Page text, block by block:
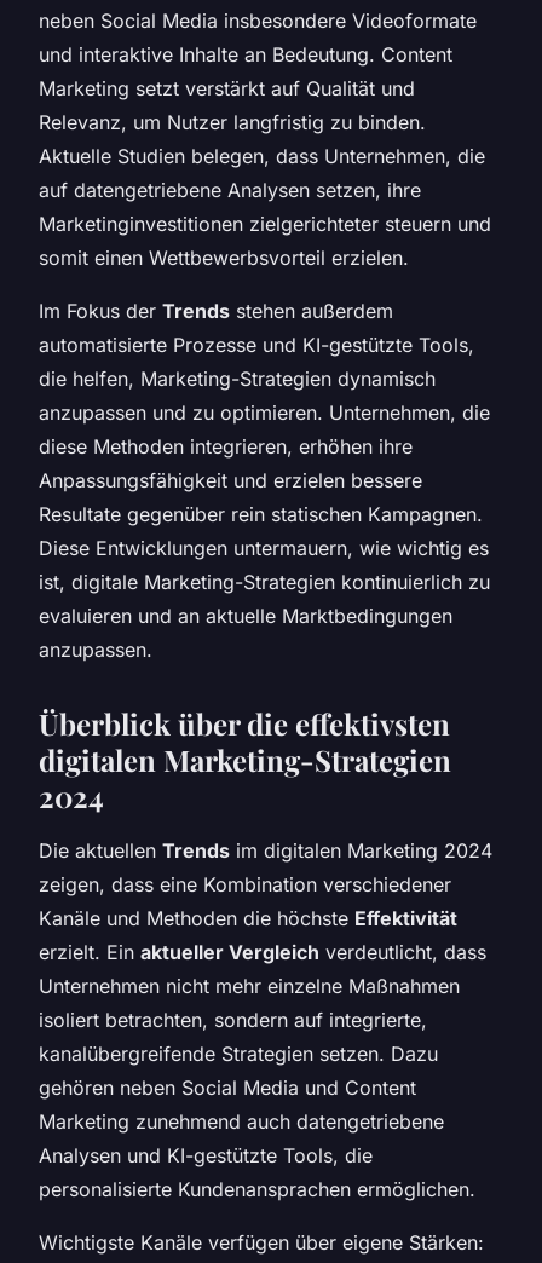
neben Social Media insbesondere Videoformate
und interaktive Inhalte an Bedeutung. Content
Marketing setzt verstärkt auf Qualität und
Relevanz, um Nutzer langfristig zu binden.
Aktuelle Studien belegen, dass Unternehmen, die
auf datengetriebene Analysen setzen, ihre
Marketinginvestitionen zielgerichteter steuern und
somit einen Wettbewerbsvorteil erzielen.
Im Fokus der Trends stehen außerdem
automatisierte Prozesse und KI-gestützte Tools,
die helfen, Marketing-Strategien dynamisch
anzupassen und zu optimieren. Unternehmen, die
diese Methoden integrieren, erhöhen ihre
Anpassungsfähigkeit und erzielen bessere
Resultate gegenüber rein statischen Kampagnen.
Diese Entwicklungen untermauern, wie wichtig es
ist, digitale Marketing-Strategien kontinuierlich zu
evaluieren und an aktuelle Marktbedingungen
anzupassen.
Überblick über die effektivsten
digitalen Marketing-Strategien
2024
Die aktuellen Trends im digitalen Marketing 2024
zeigen, dass eine Kombination verschiedener
Kanäle und Methoden die höchste Effektivität
erzielt. Ein aktueller Vergleich verdeutlicht, dass
Unternehmen nicht mehr einzelne Maßnahmen
isoliert betrachten, sondern auf integrierte,
kanalübergreifende Strategien setzen. Dazu
gehören neben Social Media und Content
Marketing zunehmend auch datengetriebene
Analysen und KI-gestützte Tools, die
personalisierte Kundenansprachen ermöglichen.
Wichtigste Kanäle verfügen über eigene Stärken: